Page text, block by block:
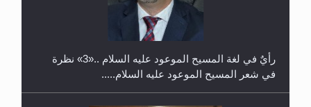
رأيٌ في لغة المسيح الموعود عليه السلام ..«3» نظرة
في شعر المسيح الموعود عليه السلام.....